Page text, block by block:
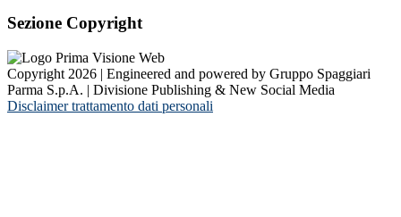
Sezione Copyright
Copyright 2026 | Engineered and powered by Gruppo Spaggiari
Parma S.p.A. | Divisione Publishing & New Social Media
Disclaimer trattamento dati personali